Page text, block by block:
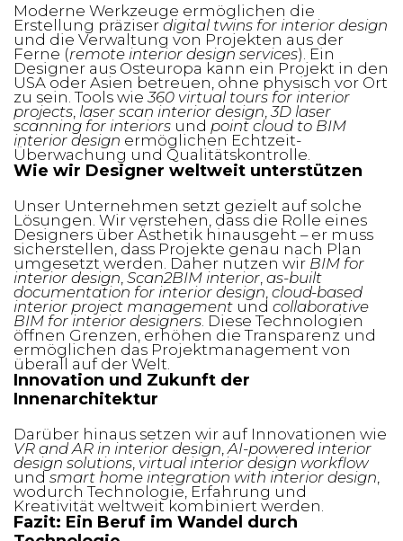
Moderne Werkzeuge ermöglichen die
Erstellung präziserdigital twins for interior design
und die Verwaltung von Projekten aus der
Ferne (remote interior design services). Ein
Designer aus Osteuropa kann ein Projekt in den
USA oder Asien betreuen, ohne physisch vor Ort
zu sein. Tools wie360 virtual tours for interior
projects laser scan interior design ,3D laser
scanning for interiors und point cloud to BIM
interior design ermöglichen Echtzeit-
Überwachung und Qualitätskontrolle.
Wie wir Designer weltweit unterstützen
Unser Unternehmen setzt gezielt auf solche
Lösungen. Wir verstehen, dass die Rolle eines
Designers über Ästhetik hinausgeht – er muss
sicherstellen, dass Projekte genau nach Plan
umgesetzt werden. Daher nutzen wir BIM for
interior design Scan2BIM interior as-built
documentation for interior design cloud-based
interior project management und collaborative
BIM for interior designers . Diese Technologien
öffnen Grenzen, erhöhen die Transparenz und
ermöglichen das Projektmanagement von
überall auf der Welt.
Innovation und Zukunft der
Innenarchitektur
Darüber hinaus setzen wir auf Innovationen wie
VR and AR in interior design AI-powered interior
design solutions virtual interior design workflow
undsmart home integration with interior design
wodurch Technologie, Erfahrung und
Kreativität weltweit kombiniert werden.
Fazit: Ein Beruf im Wandel durch